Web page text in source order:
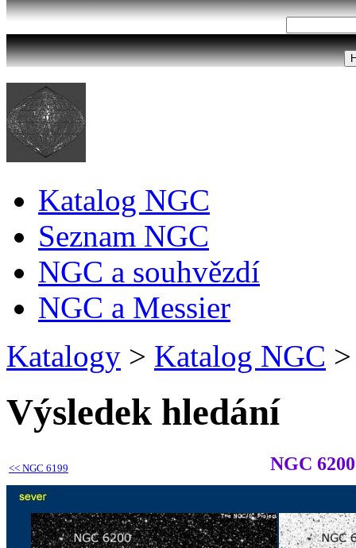
Katalog NGC
Seznam NGC
NGC a souhvězdí
NGC a Messier
Katalogy > Katalog NGC >
Výsledek hledání
<< NGC 6199 NGC 6200